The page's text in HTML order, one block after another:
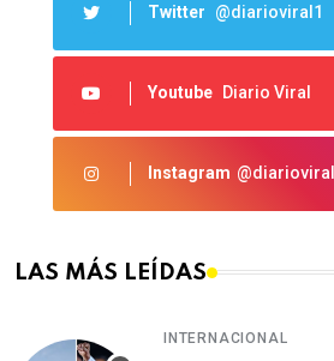
Twitter @diarioviral1
Youtube Diario Viral
Instagram @diarioviral
LAS MÁS LEÍDAS
INTERNACIONAL